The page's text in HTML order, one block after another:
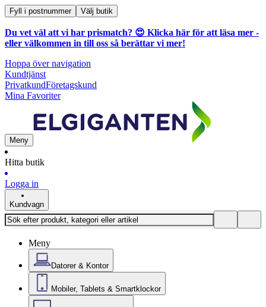
Fyll i postnummer Välj butik
Du vet väl att vi har prismatch? 😍 Klicka här för att läsa mer -
eller välkommen in till oss så berättar vi mer!
Hoppa över navigation
Kundtjänst
PrivatkundFöretagskund
Mina Favoriter
Meny
Hitta butik
Logga in
Kundvagn
Meny
Datorer & Kontor
Mobiler, Tablets & Smartklockor